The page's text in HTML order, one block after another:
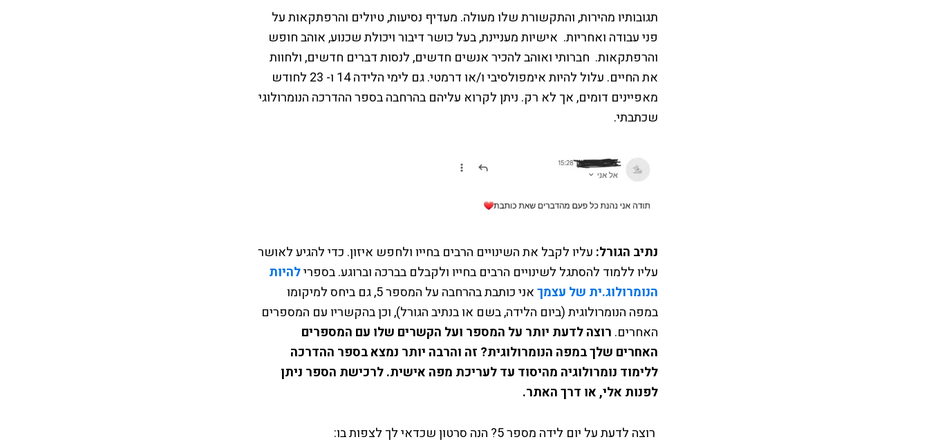
תגובותיו מהירות, והתקשורת שלו מעולה. מעדיף נסיעות, טיולים והרפתקאות על
פני עבודה ואחריות. אישיות מעניינת, בעל כושר דיבור ויכולת שכנוע, אוהב חופש
והרפתקאות. חברותי ואוהב להכיר אנשים חדשים, לנסות דברים חדשים, ולחוות
את החיים. עלול להיות אימפולסיבי ו/או דרמטי. גם לימי הלידה 14 ו- 23 לחודש
מאפיינים דומים, אך לא רק. ניתן לקרוא עליהם בהרחבה בספר ההדרכה הנומרולוגי
שכתבתי.
נתיב הגורל: עליו לקבל את השינויים הרבים בחייו ולחפש איזון. כדי להגיע לאושר
עליו ללמוד להסתגל לשינויים הרבים בחייו ולקבלם בברכה וברוגע. בספרילהיות
הנומרולוג.ית של עצמך
אני כותבת בהרחבה על המספר 5, גם ביחס למיקומו
במפה הנומרולוגית (ביום הלידה, בשם או בנתיב הגורל), וכן בהקשריו עם המספרים
האחרים. רוצה לדעת יותר על המספר ועל הקשרים שלו עם המספרים
האחרים שלך במפה הנומרולוגית? זה והרבה יותר נמצא בספר ההדרכה
ללימוד נומרולוגיה מהיסוד עד לעריכת מפה אישית. לרכישת הספר ניתן
לפנות אלי, או דרך האתר.
רוצה לדעת על יום לידה מספר 5? הנה סרטון שכדאי לך לצפות בו: